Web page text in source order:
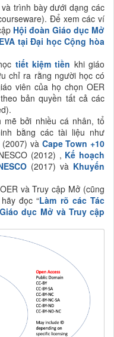
trình bày dưới dạng các
Để xem các ví
Hội đoàn Giáo dục Mở
tại Đại học Cộng hòa
tiết kiệm tiền khi giáo
chỉ ra rằng người học có
viên của họ chọn OER
bản quyền tất cả các
bởi nhiều cá nhân, tổ
bằng các tài liệu như
(2007) và Cape Town +10
(2012) , Kế hoạch
(2017) và Khuyến
và Truy cập Mở (cũng
đọc “Làm rõ các Tác
dục Mở và Truy cập